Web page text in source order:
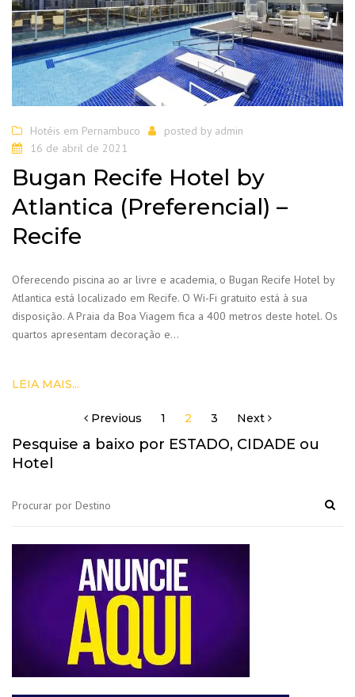
Hotéis em Pernambuco posted by admin
16 de abril de 2021
Bugan Recife Hotel by
Atlantica (Preferencial) –
Recife
Oferecendo piscina ao ar livre e academia, o Bugan Recife Hotel by
Atlantica está localizado em Recife. O Wi-Fi gratuito está à sua
disposição. A Praia da Boa Viagem fica a 400 metros deste hotel. Os
quartos apresentam decoração e…
LEIA MAIS...
por
posts
Previous 1 2 3 Next
Pesquise a baixo por ESTADO, CIDADE ou
Hotel